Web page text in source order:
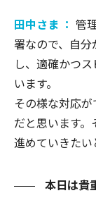
田中さま ： 管
署なので、自
し、適確かつ
います。
その様な対応
だと思います
進めていきたい
本日は貴